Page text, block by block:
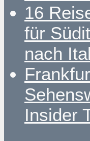
16
für
nach
Insider